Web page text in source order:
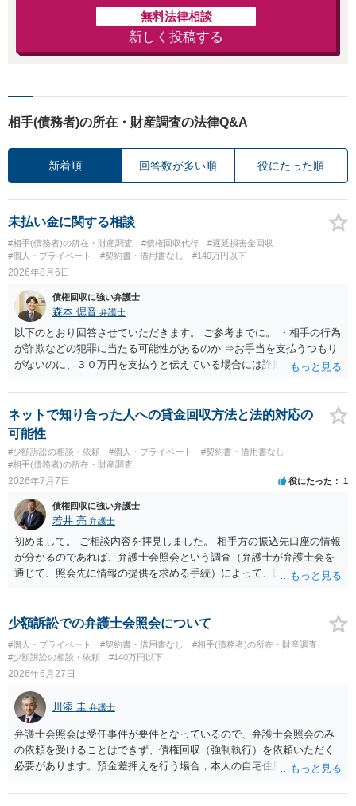
無料法律相談
新しく投稿する
相手(債務者)の所在・財産調査の法律Q&A
新着順 回答数が多い順 役にたった順
未払い金に関する相談
#相手(債務者)の所在・財産調査 #債権回収代行
#遅延損害金回収
#個人・プライベート
#契約書・借用書なし #140万円以下
2026年8月6日
債権回収に強い弁護士
森本 偲音 弁護士
以下のとおり回答させていただきます。 ご参考までに。 ・相手の行為
が詐欺などの犯罪に当たる可能性があるのか ⇒お手当を支払うつもり
がないのに、３０万円を支払うと伝えている場合には詐欺罪に該当す
段が取れるのか ⇒契約に基づく履行請求として３０万円を請求するこ
とが考えられますが、 パパ活の契約は、売春防止法に抵触する契約
であるため、公序良俗に反する契約として 民法上無効（民法９０
条）となるため、相手方に請求できない可能性が高いです。 ・相手の
氏名や住所が分からない状態でも対応可能なのか ⇒訴訟等の裁判上の
手続を利用する場合には、原則として相手方の住所・氏名を把握して
ネットで知り合った人への貸金回収方法と法的対応の
可能性
#少額訴訟の相談・依頼 #個人・プライベート
#契約書・借用書なし
#相手(債務者)の所在・財産調査
2026年7月7日 役にたった 1
債権回収に強い弁護士
若井 亮 弁護士
初めまして。 ご相談内容を拝見しました。 相手方の振込先口座の情報
が分かるのであれば、弁護士会照会という調査（弁護士が弁護士会を
通じて、照会先に情報の提供を求める手続）によって、口座名義人の
座名義人の身元が明らかになった後、住所地に貸金を返還するよう求
める書面を送るという方法が考えられます。 ただ、弁護士会照会を利
用する場合には、弁護士への依頼が必要になりコストがかかってしま
います。 また、書面を送っても無視をされる可能性も否定できませ
ん。 さらに、相手方が連絡を寄こしてきても、弁済の資力が無けれ
とはあるものの、コストの面や相手方のリアクション次第であるとい
う点でリスクがあることをご留意いただく必要があるでしょう。
少額訴訟での弁護士会照会について
#個人・プライベート #契約書・借用書なし
#相手(債務者)の所在・財産調査
#少額訴訟の相談・依頼
#140万円以下
2026年6月27日
川添 圭 弁護士
弁護士会照会は受任事件が要件となっているので、弁護士会照会のみ
の依頼を受けることはできず、債権回収（強制執行）を依頼いただく
必要があります。預金差押えを行う場合，本人の自宅住所（住民登録
あれば、まず電話会社や金融機関等へ本人確認資料記載の住所を照会